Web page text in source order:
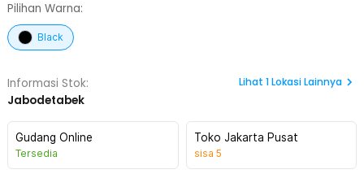
Pilihan Warna:
Black
Informasi Stok:
Jabodetabek
Lihat 1Lokasi Lainnya
Gudang Online
Tersedia
Toko Jakarta Pusat
sisa 5